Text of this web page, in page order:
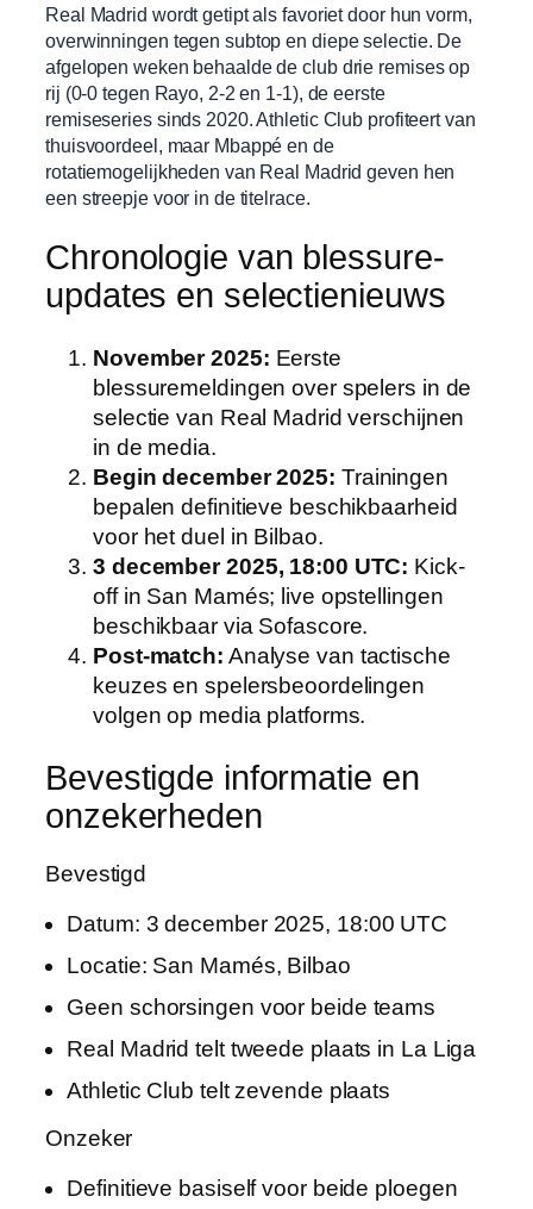
Real Madrid wordt getipt als favoriet door hun vorm,
overwinningen tegen subtop en diepe selectie. De
afgelopen weken behaalde de club drie remises op
rij (0-0 tegen Rayo, 2-2 en 1-1), de eerste
remiseseries sinds 2020. Athletic Club profiteert van
thuisvoordeel, maar Mbappé en de
rotatiemogelijkheden van Real Madrid geven hen
een streepje voor in de titelrace.
Chronologie van blessure-
updates en selectienieuws
November 2025: Eerste
blessuremeldingen over spelers in de
selectie van Real Madrid verschijnen
in de media.
Begin december 2025: Trainingen
bepalen definitieve beschikbaarheid
voor het duel in Bilbao.
3 december 2025, 18:00 UTC: Kick-
off in San Mamés; live opstellingen
beschikbaar via Sofascore.
Post-match: Analyse van tactische
keuzes en spelersbeoordelingen
volgen op media platforms.
Bevestigde informatie en
onzekerheden
Bevestigd
Datum: 3 december 2025, 18:00 UTC
Locatie: San Mamés, Bilbao
Geen schorsingen voor beide teams
Real Madrid telt tweede plaats in La Liga
Athletic Club telt zevende plaats
Onzeker
Definitieve basiself voor beide ploegen